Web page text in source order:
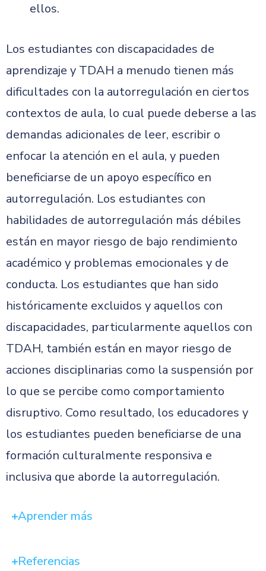
ellos.
Los estudiantes con discapacidades de
aprendizaje y TDAH a menudo tienen más
dificultades con la autorregulación en ciertos
contextos de aula, lo cual puede deberse a las
demandas adicionales de leer, escribir o
enfocar la atención en el aula, y pueden
beneficiarse de un apoyo específico en
autorregulación. Los estudiantes con
habilidades de autorregulación más débiles
están en mayor riesgo de bajo rendimiento
académico y problemas emocionales y de
conducta. Los estudiantes que han sido
históricamente excluidos y aquellos con
discapacidades, particularmente aquellos con
TDAH, también están en mayor riesgo de
acciones disciplinarias como la suspensión por
lo que se percibe como comportamiento
disruptivo. Como resultado, los educadores y
los estudiantes pueden beneficiarse de una
formación culturalmente responsiva e
inclusiva que aborde la autorregulación.
Aprender más
Referencias